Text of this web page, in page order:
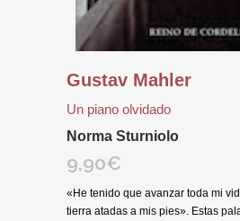
Gustav Mahler
Un piano olvidado
Norma Sturniolo
9,90€
«He tenido que avanzar toda mi
tierra atadas a mis pies». Estas